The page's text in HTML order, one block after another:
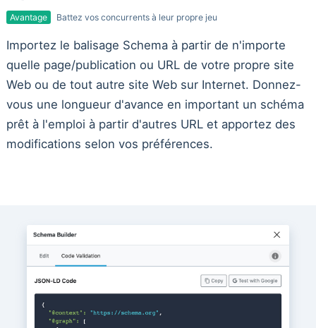
Avantage Battez vos concurrents à leur propre jeu
Importez le balisage Schema à partir de n'importe
quelle page/publication ou URL de votre propre site
Web ou de tout autre site Web sur Internet. Donnez-
vous une longueur d'avance en important un schéma
prêt à l'emploi à partir d'autres URL et apportez des
modifications selon vos préférences.